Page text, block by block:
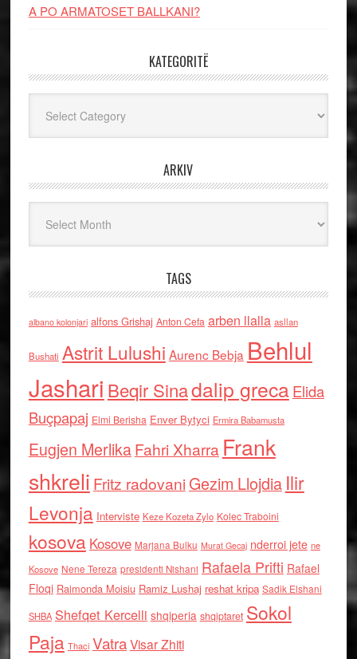
A PO ARMATOSET BALLKANI?
KATEGORITË
ARKIV
TAGS
albano kolonjari alfons Grishaj Anton Cefa arben llalla asllan
Bushati Astrit Lulushi Aurenc Bebja Behlul
Jashari Beqir Sinadalip grecaElida
Buçpapaj Elmi Berisha Enver Bytyci Ermira Babamusta
Eugjen MerlikaFahri Xharra Frank
shkreli Fritz radovaniGezim Llojdia Ilir
Levonja Interviste Keze Kozeta Zylo Kolec Traboini
kosova Kosove Marjana Bulku Murat Gecaj nderroi jete ne
Kosove Nene Tereza presidenti Nishani Rafaela Prifti Rafael
Floqi Raimonda Moisiu Ramiz Lushaj reshat kripa Sadik Elshani
SHBA Shefqet Kercelli shqiperia shqiptaret Sokol
Paja Thaci VatraVisar Zhiti